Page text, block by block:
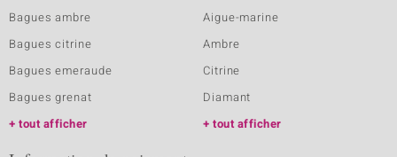
Bagues ambre
Bagues citrine
Bagues emeraude
Bagues grenat
tout afficher
Aigue-marine
Ambre
Citrine
Diamant
tout afficher